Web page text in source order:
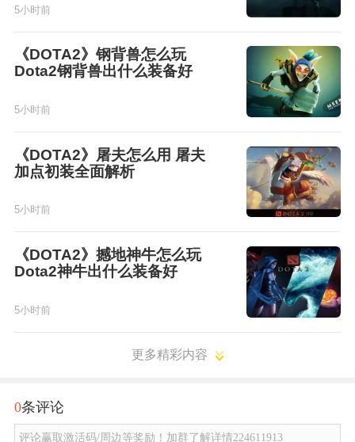
5小时前
《DOTA2》钢背兽怎么玩
Dota2钢背兽出什么装备好
5小时前
《DOTA2》屠夫怎么用 屠夫
加点初装全面解析
5小时前
《DOTA2》撼地神牛怎么玩
Dota2神牛出什么装备好
5小时前
更多精彩内容
0条评论
评论赢取激活码/周边等奖励！加群了解详情224611913